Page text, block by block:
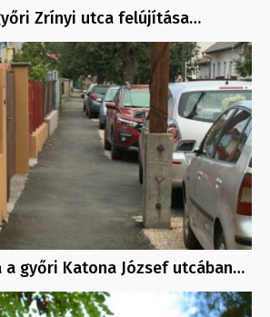
Zrínyi utca felújítása…
a győri Katona József utcában…